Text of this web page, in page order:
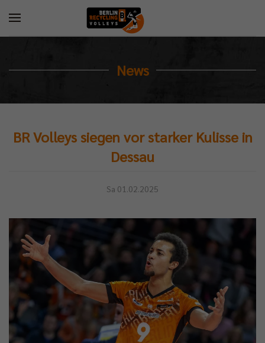
News
BR Volleys siegen vor starker Kulisse in
Dessau
Sa 01.02.2025